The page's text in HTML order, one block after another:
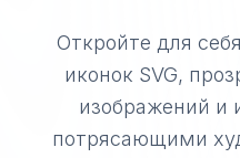
Откройте для
иконок SVG,
изображений и
потрясающими